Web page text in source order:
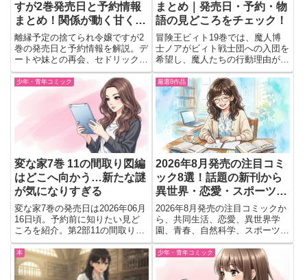
すが2巻発売日と予約情報
まとめ！関係が動く甘くて
切ない展開
離縁予定の捨てられ令嬢ですが2
巻の発売日と予約情報を解説。デ
ートや妹との再会、セドリックの
過去など注目ポイントをまとめて
チェックできる内容。
まとめ｜発売日・予約・物
語の見どころをチェック！
冒険王ビィト19巻では、魔人博
士ノアがビィト戦士団への入団を
希望し、魔人たちの行動理由が明
かされる。さらに魔人ベルトーゼ
が隠れ里ブレーヌフに出現し、物
語は新局面へ。
少年・青年コミック
変な家7巻 11の間取り図編
はどこへ向かう…新たな謎
が気になりすぎる
変な家7巻の発売日は2026年06月
16日頃。予約前に知りたい見ど
ころを紹介。第2部11の間取り図
編が進行し、不自然な家々のつな
がりや新たな謎が気になる最新巻
をチェック
厳選8作品
2026年8月発売の注目コミ
ック8選！話題の新刊から
異世界・恋愛・スポーツま
で一挙紹介
2026年8月発売の注目コミックか
ら、共同生活、恋愛、異世界学
園、青春、自然科学、スポーツま
で多彩な8作品を紹介。各作品の
最新巻情報や見どころをまとめ、
予約前に内容を確認したい方に向
けた新刊案内です。
本 少年・青年コミック